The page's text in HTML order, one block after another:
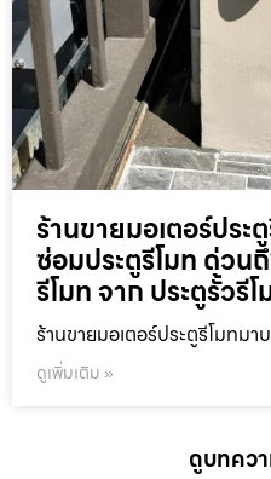
ร้านขายมอเตอร์ประ
ซ่อมประตูรีโมท ด่วน
รีโมท จาก ประตูรั้วรี
ร้านขายมอเตอร์ประตูรีโมทม
ดูเพิ่มเติม »
ดูบทคว